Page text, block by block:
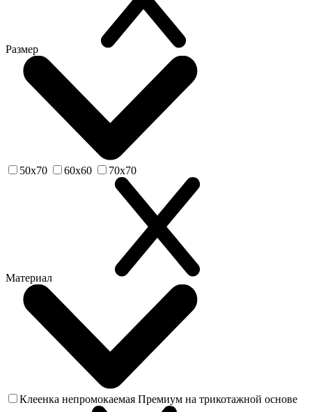
Размер
50х70 60х60 70х70
Материал
Клеенка непромокаемая Премиум на трикотажной основе